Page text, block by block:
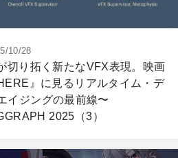
10/28
切り拓く新たなVFX表現。映画
HERE』に見るリアルタイム・デ
イジングの最前線〜
2025（3）